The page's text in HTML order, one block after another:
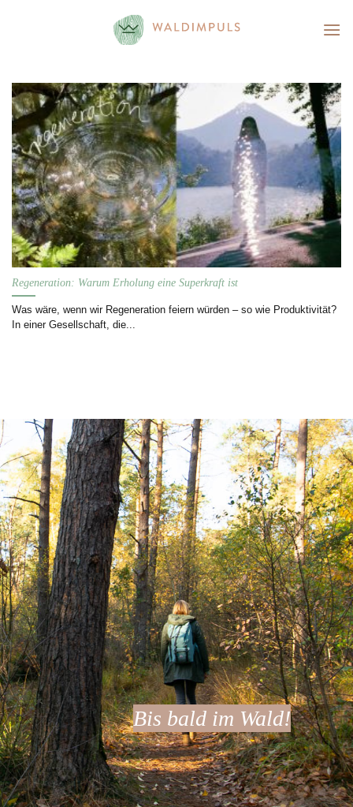
Regeneration: Warum Erholung eine Superkraft ist
Was wäre, wenn wir Regeneration feiern würden – so wie Produktivität?
In einer Gesellschaft, die...
Bis bald im Wald!